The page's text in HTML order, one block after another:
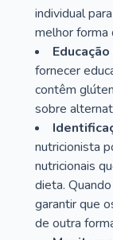
individual
melhor forma
fornecer
contêm
sobre
nutricionista
nutricionais
dieta.
garantir que
de outra